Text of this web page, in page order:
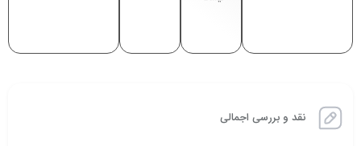
نقد و بررسی اجمالی